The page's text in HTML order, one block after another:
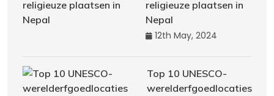
religieuze plaatsen in
Nepal
12th May, 2024
Top 10 UNESCO-
werelderfgoedlocaties